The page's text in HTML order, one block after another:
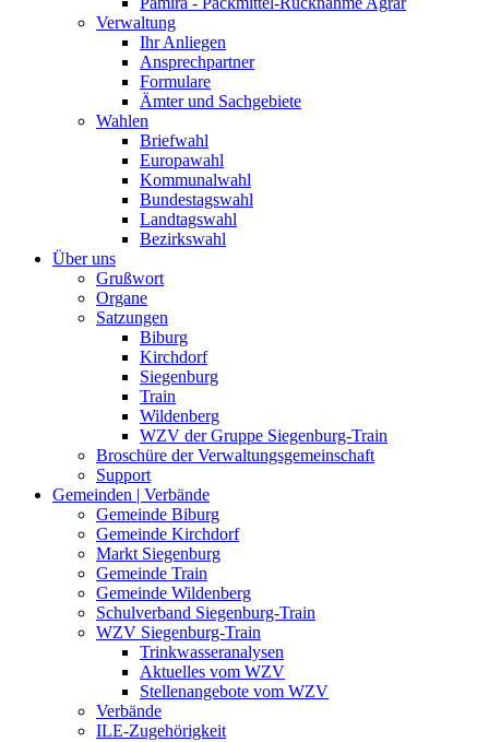
Verwaltung
Ihr Anliegen
Ansprechpartner
Formulare
Ämter und Sachgebiete
Wahlen
Briefwahl
Europawahl
Kommunalwahl
Bundestagswahl
Landtagswahl
Bezirkswahl
Über uns
Grußwort
Organe
Satzungen
Biburg
Kirchdorf
Siegenburg
Train
Wildenberg
WZV der Gruppe Siegenburg-Train
Broschüre der Verwaltungsgemeinschaft
Support
Gemeinden | Verbände
Gemeinde Biburg
Gemeinde Kirchdorf
Markt Siegenburg
Gemeinde Train
Gemeinde Wildenberg
Schulverband Siegenburg-Train
WZV Siegenburg-Train
Trinkwasseranalysen
Aktuelles vom WZV
Stellenangebote vom WZV
Verbände
ILE-Zugehörigkeit